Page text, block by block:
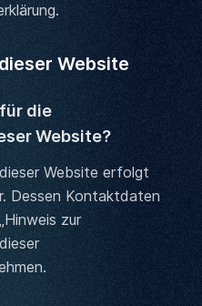
Website
die
Website?
Website erfolgt
Dessen Kontaktdaten
zur